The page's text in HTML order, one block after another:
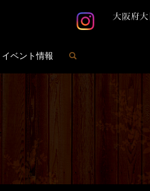
イベント情報